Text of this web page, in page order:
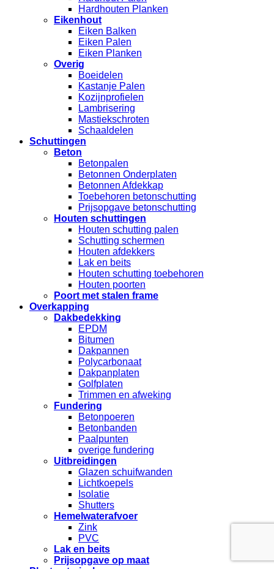
Hardhouten Planken
Eikenhout
Eiken Balken
Eiken Palen
Eiken Planken
Overig
Boeidelen
Kastanje Palen
Kozijnprofielen
Lambrisering
Mastiekschroten
Schaaldelen
Schuttingen
Beton
Betonpalen
Betonnen Onderplaten
Betonnen Afdekkap
Toebehoren betonschutting
Prijsopgave betonschutting
Houten schuttingen
Houten schutting palen
Schutting schermen
Houten afdekkers
Lak en beits
Houten schutting toebehoren
Houten poorten
Poort met stalen frame
Overkapping
Dakbedekking
EPDM
Bitumen
Dakpannen
Polycarbonaat
Dakpanplaten
Golfplaten
Trimmen en afweking
Fundering
Betonpoeren
Betonbanden
Paalpunten
overige fundering
Uitbreidingen
Glazen schuifwanden
Lichtkoepels
Isolatie
Shutters
Hemelwaterafvoer
Zink
PVC
Lak en beits
Prijsopgave op maat